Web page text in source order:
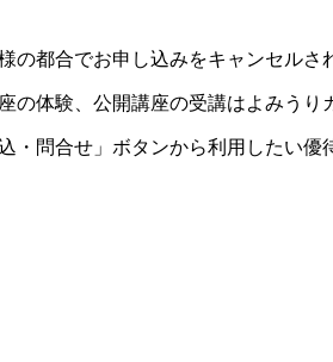
都合でお申し込みをキャンセルさ
体験、公開講座の受講はよみうり
問合せ」ボタンから利用したい優